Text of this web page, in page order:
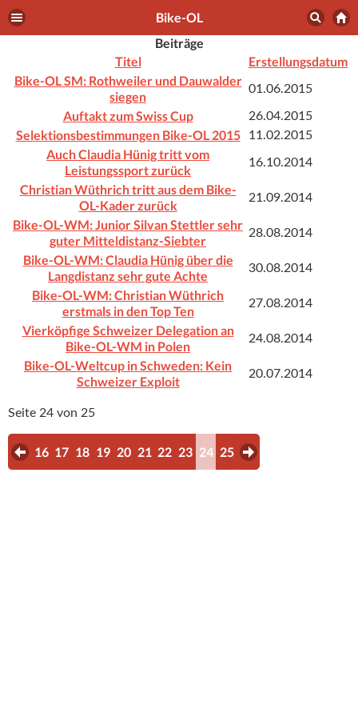
Bike-OL
Beiträge
Titel
Erstellungsdatum
Bike-OL SM: Rothweiler und Dauwalder
siegen
01.06.2015
Auftakt zum Swiss Cup 26.04.2015
Selektionsbestimmungen Bike-OL 2015 11.02.2015
Auch Claudia Hünig tritt vom
Leistungssport zurück
16.10.2014
Christian Wüthrich tritt aus dem Bike-
OL-Kader zurück
21.09.2014
Bike-OL-WM: Junior Silvan Stettler sehr
guter Mitteldistanz-Siebter
28.08.2014
Bike-OL-WM: Claudia Hünig über die
Langdistanz sehr gute Achte
30.08.2014
Bike-OL-WM: Christian Wüthrich
erstmals in den Top Ten
27.08.2014
Vierköpfige Schweizer Delegation an
Bike-OL-WM in Polen
24.08.2014
Bike-OL-Weltcup in Schweden: Kein
Schweizer Exploit
20.07.2014
Seite 24 von 25
16 17 18 19 20 21 22 23 24 25